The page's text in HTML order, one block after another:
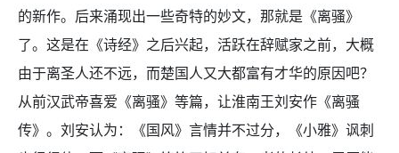
的新作。后来涌现出一些奇特的妙文，那就是《离骚》
了。这是在《诗经》之后兴起，活跃在辞赋家之前，大概
由于离圣人还不远，而楚国人又大都富有才华的原因吧？
从前汉武帝喜爱《离骚》等篇，让淮南王刘安作《离骚
传》。刘安认为：《国风》言情并不过分，《小雅》讽刺